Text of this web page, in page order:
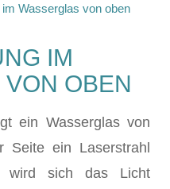
Wasserglas von oben
IM
OBEN
ein Wasserglas von
Seite ein Laserstrahl
wird sich das Licht